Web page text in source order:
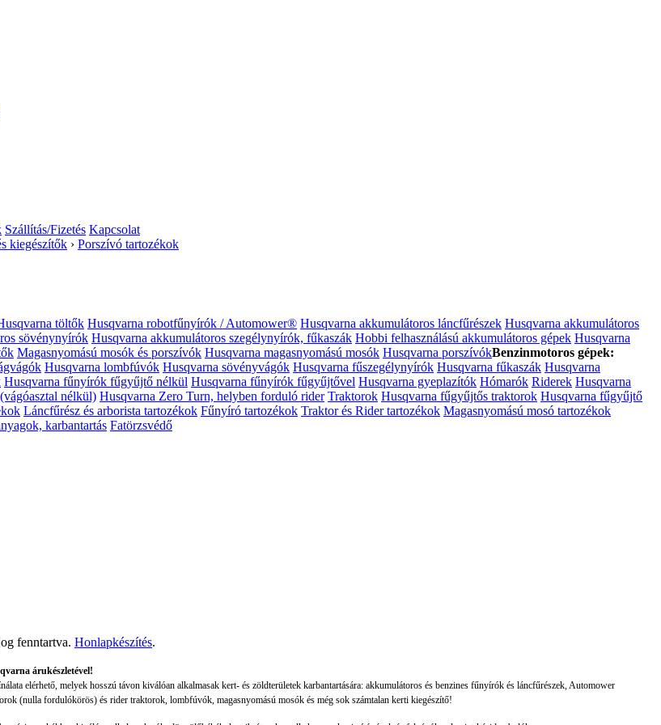
Szállítás/Fizetés Kapcsolat
kiegészítők › Porszívó tartozékok
töltők Husqvarna robotfűnyírók / Automower® Husqvarna akkumulátoros láncfűrészek Husqvarna akkumulátoros
sövénynyírók Husqvarna akkumulátoros szegélynyírók, fűkaszák Hobbi felhasználású akkumulátoros gépek Husqvarna
Magasnyomású mosók és porszívók Husqvarna magasnyomású mosók Husqvarna porszívókBenzinmotoros gépek:
Husqvarna lombfúvók Husqvarna sövényvágók Husqvarna fűszegélynyírók Husqvarna fűkaszák Husqvarna
Husqvarna fűnyírók fűgyűjtő nélkül Husqvarna fűnyírók fűgyűjtővel Husqvarna gyeplazítók Hómarók Riderek Husqvarna
nélkül) Husqvarna Zero Turn, helyben forduló rider Traktorok Husqvarna fűgyűjtős traktorok Husqvarna fűgyűjtő
Láncfűrész és arborista tartozékok Fűnyíró tartozékok Traktor és Rider tartozékok Magasnyomású mosó tartozékok
karbantartás Fatörzsvédő
fenntartva. Honlapkészítés.
árukészletével!
elérhető, melyek hosszú távon kiválóan alkalmasak kert- és zöldterületek karbantartására: akkumulátoros és benzines fűnyírók és láncfűrészek, Automower
(nulla fordulókörös) és rider traktorok, lombfúvók, magasnyomású mosók és még sok számtalan kerti kiegészítő!